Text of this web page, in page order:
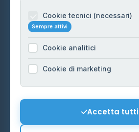
Informazioni legali
Cookie Policy
Preferenze Cookie
Mappa del sito
Cookie tecnici (necessari)
Sempre attivi
Cookie analitici
Cookie di marketing
Accetta tutti